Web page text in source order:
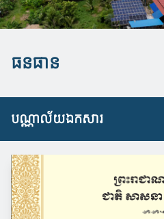
ធនធាន
បណ្ណាល័យឯកសារ